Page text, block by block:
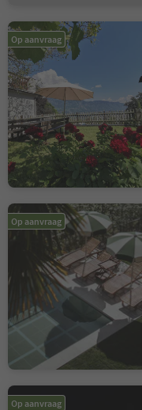
Op aanvraag
Op aanvraag
Op aanvraag